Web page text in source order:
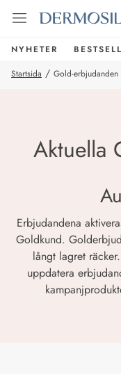
NYHETER
Startsida / Gold-erbjudanden
Aktuella
Erbjudandena
Goldkund.
långt lagret
uppdatera